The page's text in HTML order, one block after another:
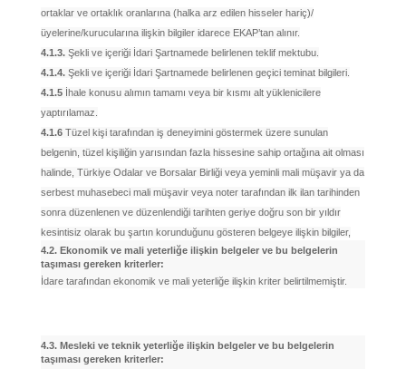
ortaklar ve ortaklık oranlarına (halka arz edilen hisseler hariç)/
üyelerine/kurucularına ilişkin bilgiler idarece EKAP’tan alınır.
4.1.3. Şekli ve içeriği İdari Şartnamede belirlenen teklif mektubu.
4.1.4. Şekli ve içeriği İdari Şartnamede belirlenen geçici teminat bilgileri.
4.1.5 İhale konusu alımın tamamı veya bir kısmı alt yüklenicilere
yaptırılamaz.
4.1.6 Tüzel kişi tarafından iş deneyimini göstermek üzere sunulan
belgenin, tüzel kişiliğin yarısından fazla hissesine sahip ortağına ait olması
halinde, Türkiye Odalar ve Borsalar Birliği veya yeminli mali müşavir ya da
serbest muhasebeci mali müşavir veya noter tarafından ilk ilan tarihinden
sonra düzenlenen ve düzenlendiği tarihten geriye doğru son bir yıldır
kesintisiz olarak bu şartın korunduğunu gösteren belgeye ilişkin bilgiler,
4.2. Ekonomik ve mali yeterliğe ilişkin belgeler ve bu belgelerin
taşıması gereken kriterler:
İdare tarafından ekonomik ve mali yeterliğe ilişkin kriter belirtilmemiştir.
4.3. Mesleki ve teknik yeterliğe ilişkin belgeler ve bu belgelerin
taşıması gereken kriterler: